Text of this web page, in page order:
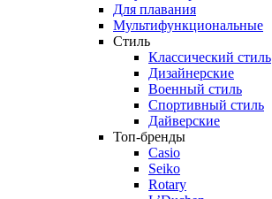
Для плавания
Мультифункциональные
Стиль
Классический стиль
Дизайнерские
Военный стиль
Спортивный стиль
Дайверские
Топ-бренды
Casio
Seiko
Rotary